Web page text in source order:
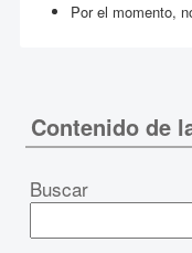
Por el momento,
Contenido de
Buscar